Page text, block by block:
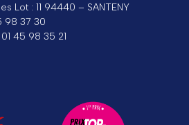
Lot : 11 94440 – SANTENY
98 37 30
01 45 98 35 21